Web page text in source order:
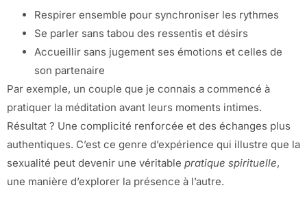
Respirer ensemble pour synchroniser les rythmes
Se parler sans tabou des ressentis et désirs
Accueillir sans jugement ses émotions et celles de
son partenaire
Par exemple, un couple que je connais a commencé à
pratiquer la méditation avant leurs moments intimes.
Résultat ? Une complicité renforcée et des échanges plus
authentiques. C’est ce genre d’expérience qui illustre que la
sexualité peut devenir une véritable pratique spirituelle,
une manière d’explorer la présence à l’autre.